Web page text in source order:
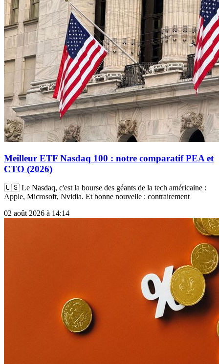
Meilleur ETF Nasdaq 100 : notre comparatif PEA et
CTO (2026)
🇺🇸 Le Nasdaq, c'est la bourse des géants de la tech américaine :
Apple, Microsoft, Nvidia. Et bonne nouvelle : contrairement
02 août 2026 à 14:14